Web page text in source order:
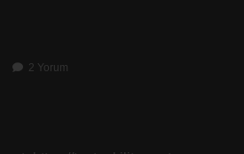
2 Yorum